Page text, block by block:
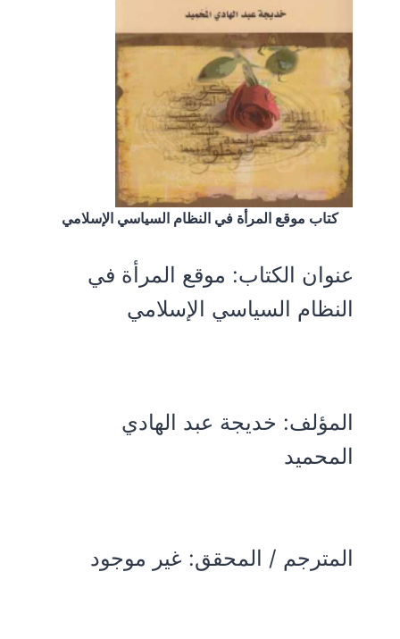
كتاب موقع المرأة في النظام السياسي الإسلامي
عنوان الكتاب: موقع المرأة في
النظام السياسي الإسلامي
المؤلف: خديجة عبد الهادي
المحميد
المترجم / المحقق: غير موجود